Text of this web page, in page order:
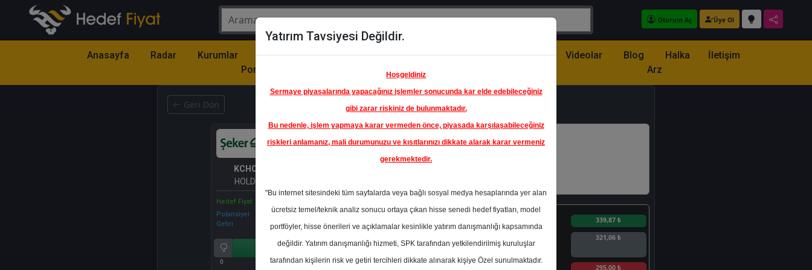
Oturum Aç Üye Ol
Anasayfa Radar Kurumlar
Model
Portföy
Hisse
Öne
Çıkanlar
Raporlar Partnerlerimiz Videolar Blog
Halka
Arz
İletişim
Geri Dön
KCHOL
HOLDİNG A.Ş.
Hedef Fiyat
Potansiyel
Getiri
%54.62
0 0
En Yüksek Tahmin 339,87 ₺
Ortalama Fiyat
Tahmini
321,06 ₺
295,00 ₺
Yatırım Tavsiyesi Değildir.
Hoşgeldiniz
Sermaye piyasalarında yapacağınız işlemler sonucunda kar elde edebileceğiniz
gibi zarar riskiniz de bulunmaktadır.
Bu nedenle, işlem yapmaya karar vermeden önce, piyasada karşılaşabileceğiniz
riskleri anlamanız, mali durumunuzu ve kısıtlarınızı dikkate alarak karar vermeniz
gerekmektedir.
"Bu internet sitesindeki tüm sayfalarda veya bağlı sosyal medya hesaplarında yer alan
ücretsiz temel/teknik analiz sonucu ortaya çıkan hisse senedi hedef fiyatları, model
portföyler, hisse önerileri ve açıklamalar kesinlikle yatırım danışmanlığı kapsamında
değildir. Yatırım danışmanlığı hizmeti, SPK tarafından yetkilendirilmiş kuruluşlar
tarafından kişilerin risk ve getiri tercihleri dikkate alınarak kişiye Özel sunulmaktadır.